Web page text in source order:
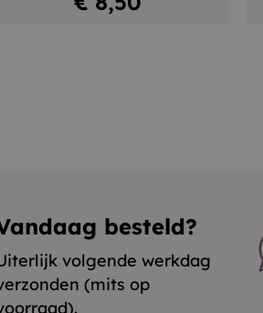
besteld?
volgende werkdag
(mits op